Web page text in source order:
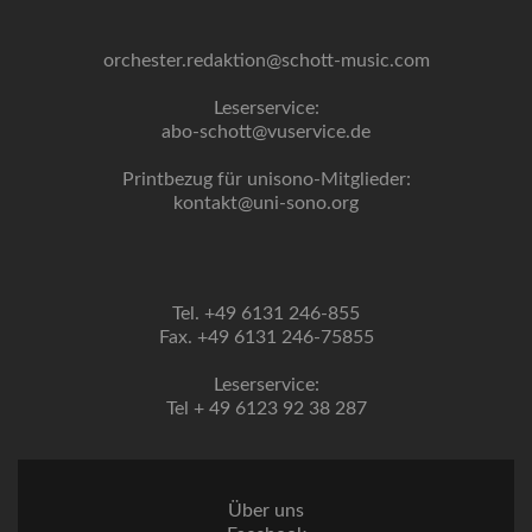
orchester.redaktion@schott-music.com
Leserservice:
abo-schott@vuservice.de
Printbezug für unisono-Mitglieder:
kontakt@uni-sono.org
Tel. +49 6131 246-855
Fax. +49 6131 246-75855
Leserservice:
Tel + 49 6123 92 38 287
Über uns